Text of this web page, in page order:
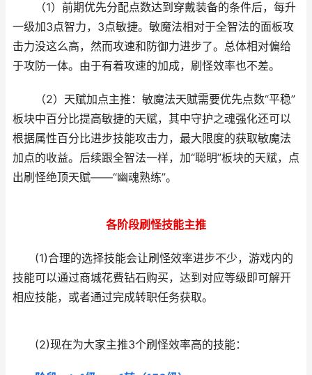
（1）前期优先分配点数达到穿戴装备的条件后，每升
一级加3点智力，3点敏捷。敏魔法相对于全智法的面板攻
击力没这么高，然而攻速和防御力进步了。总体相对偏给
于攻防一体。由于有着攻速的加成，刷怪效率也不差。
（2）天赋加点主推：敏魔法天赋需要优先点数“平稳”
板块中百分比提高敏捷的天赋，其中守护之魂强化还可以
根据属性百分比进步技能攻击力，最大限度的获取敏魔法
加点的收益。后续跟全智法一样，加“聪明”板块的天赋，点
出刷怪绝顶天赋——“幽魂熟练”。
各阶段刷怪技能主推
(1)合理的选择技能会让刷怪效率进步不少，游戏内的
技能可以通过商城花费钻石购买，达到对应等级即可解开
相应技能，或者通过完成转职任务获取。
(2)现在为大家主推3个刷怪效率高的技能：